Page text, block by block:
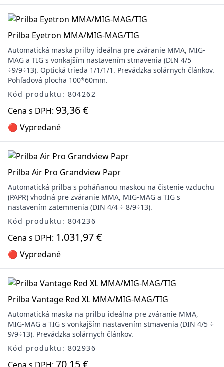
Prilba Eyetron MMA/MIG-MAG/TIG
Automatická maska prilby ideálna pre zváranie MMA, MIG-
MAG a TIG s vonkajším nastavením stmavenia (DIN 4/5
÷9/9÷13). Optická trieda 1/1/1/1. Prevádzka solárnych článkov.
Pohľadová plocha 100*60mm.
Kód produktu: 804262
Cena s DPH: 93,36 €
🔴 Vypredané
Prilba Air Pro Grandview Papr
Automatická prilba s poháňanou maskou na čistenie vzduchu
(PAPR) vhodná pre zváranie MMA, MIG-MAG a TIG s
nastavením zatemnenia (DIN 4/4 ÷ 8/9÷13).
Kód produktu: 804236
Cena s DPH: 1.031,97 €
🔴 Vypredané
Prilba Vantage Red XL MMA/MIG-MAG/TIG
Automatická maska na prilbu ideálna pre zváranie MMA,
MIG-MAG a TIG s vonkajším nastavením stmavenia (DIN 4/5 ÷
9/9÷13). Prevádzka solárnych článkov.
Kód produktu: 802936
70,15 €